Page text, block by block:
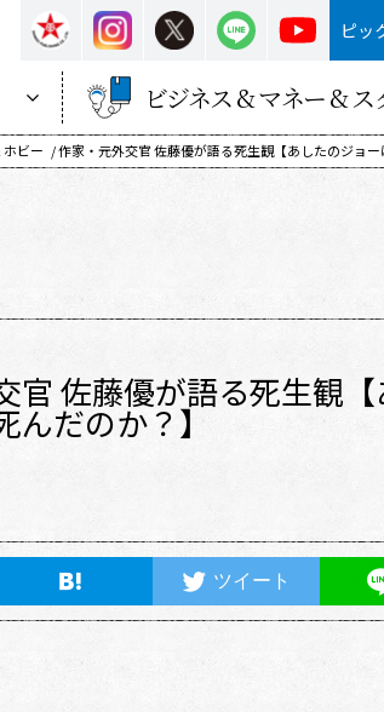
ピッ
ビジネス & マネー & ス
ホビー 作家・元外交官 佐藤優が語る死生観【あしたのジョー
官 佐藤優が語る死生観【
んだのか？】
ツイート